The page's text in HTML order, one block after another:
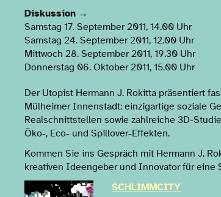
Diskussion →
Samstag 17. September 2011, 14.00 Uhr
Samstag 24. September 2011, 12.00 Uhr
Mittwoch 28. September 2011, 19.30 Uhr
Donnerstag 06. Oktober 2011, 15.00 Uhr
Der Utopist Hermann J. Rokitta präsentiert
Mülheimer Innenstadt: einzigartige soziale
Realschnittstellen sowie zahlreiche 3D-
Öko-, Eco- und Spillover-Effekten.
Kommen Sie ins Gespräch mit Hermann J.
kreativen Ideengeber und Innovator für eine
SCHLIMMCITY